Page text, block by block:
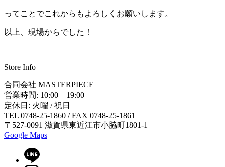
ってことでこれからもよろしくお願いします。
以上、現場からでした！
Store Info
合同会社 MASTERPIECE
営業時間: 10:00 – 19:00
定休日: 火曜 / 祝日
TEL 0748-25-1860 / FAX 0748-25-1861
〒527-0091 滋賀県東近江市小脇町1801-1
Google Maps